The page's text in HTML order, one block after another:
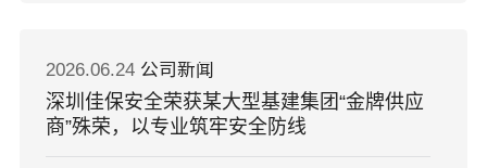
2026.06.24 公司新闻
深圳佳保安全荣获某大型基建集团“金牌供应
商”殊荣，以专业筑牢安全防线